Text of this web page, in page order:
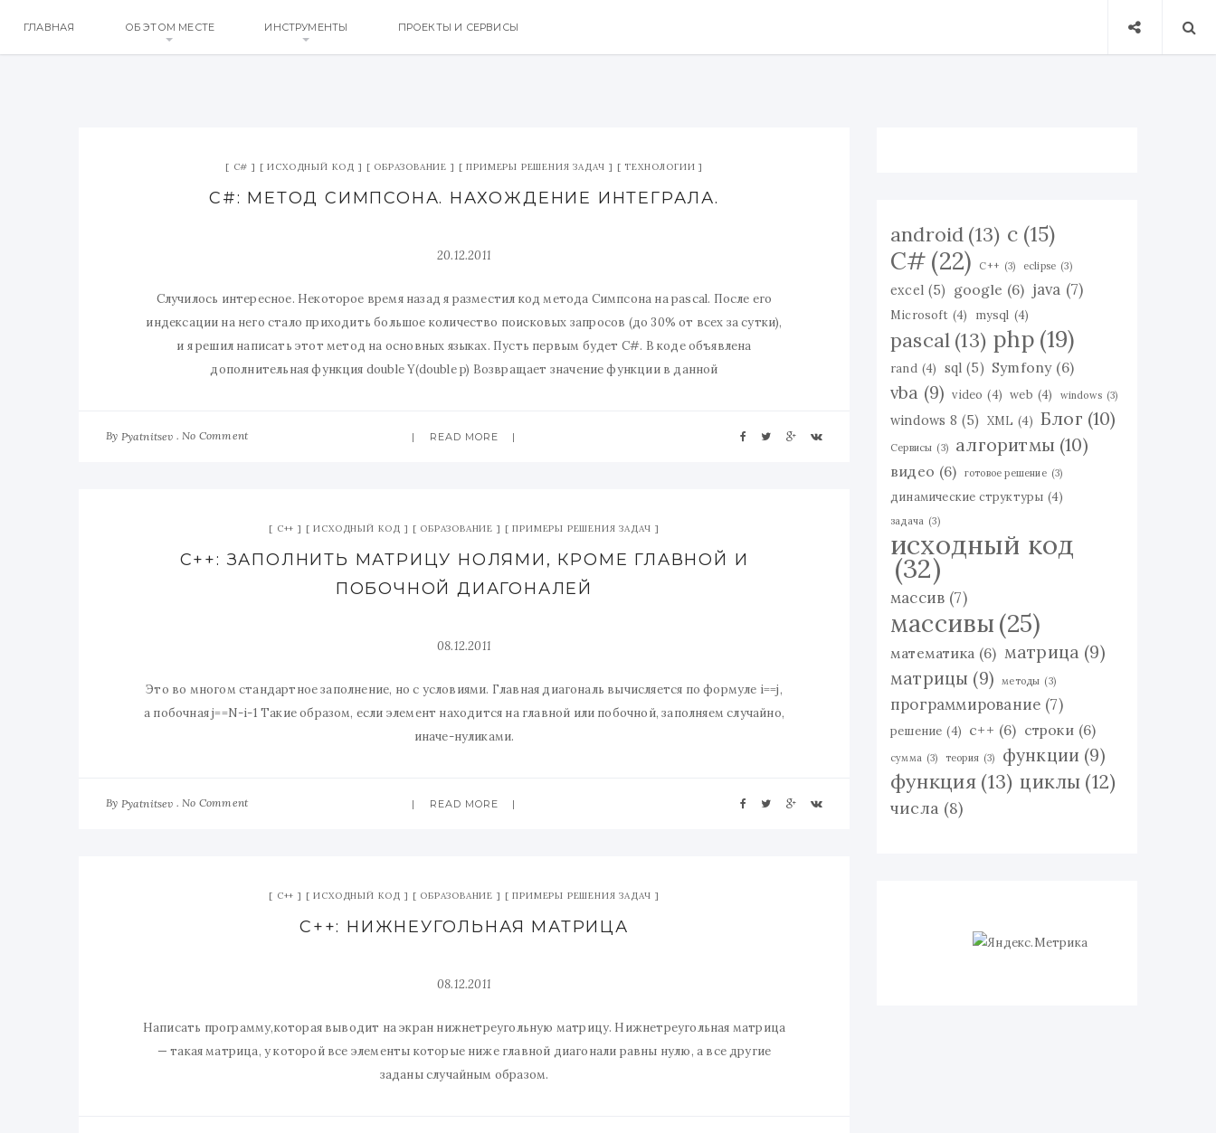
ГЛАВНАЯ ОБ ЭТОМ МЕСТЕ ИНСТРУМЕНТЫ ПРОЕКТЫ И СЕРВИСЫ
C# ИСХОДНЫЙ КОД ОБРАЗОВАНИЕ ПРИМЕРЫ РЕШЕНИЯ ЗАДАЧ ТЕХНОЛОГИИ
C#: МЕТОД СИМПСОНА. НАХОЖДЕНИЕ ИНТЕГРАЛА.
20.12.2011
Случилось интересное. Некоторое время назад я разместил код метода Симпсона на pascal. После его
индексации на него стало приходить большое количество поисковых запросов (до 30% от всех за сутки),
и я решил написать этот метод на основных языках. Пусть первым будет C#. В коде объявлена
дополнительная функция double Y(double p) Возвращает значение функции в данной
By Pyatnitsev No Comment READ MORE
C++ ИСХОДНЫЙ КОД ОБРАЗОВАНИЕ ПРИМЕРЫ РЕШЕНИЯ ЗАДАЧ
C++: ЗАПОЛНИТЬ МАТРИЦУ НОЛЯМИ, КРОМЕ ГЛАВНОЙ И
ПОБОЧНОЙ ДИАГОНАЛЕЙ
08.12.2011
Это во многом стандартное заполнение, но с условиями. Главная диагональ вычисляется по формуле i==j,
а побочная j==N-i-1 Такие образом, если элемент находится на главной или побочной, заполняем случайно,
иначе-нуликами.
By Pyatnitsev No Comment READ MORE
C++ ИСХОДНЫЙ КОД ОБРАЗОВАНИЕ ПРИМЕРЫ РЕШЕНИЯ ЗАДАЧ
C++: НИЖНЕУГОЛЬНАЯ МАТРИЦА
08.12.2011
Написать программу,которая выводит на экран нижнетреугольную матрицу. Нижнетреугольная матрица
— такая матрица, у которой все элементы которые ниже главной диагонали равны нулю, а все другие
заданы случайным образом.
android (13) c (15)
C# (22) C++ (3) eclipse (3)
excel (5) google (6) java (7)
Microsoft (4) mysql (4)
pascal (13) php (19)
rand (4) sql (5) Symfony (6)
vba (9) video (4) web (4) windows (3)
windows 8 (5) XML (4) Блог (10)
Сервисы (3) алгоритмы (10)
видео (6) готовое решение (3)
динамические структуры (4)
задача (3)
исходный код
(32)
массив (7)
массивы (25)
математика (6) матрица (9)
матрицы (9) методы (3)
программирование (7)
решение (4) с++ (6) строки (6)
сумма (3) теория (3) функции (9)
функция (13) циклы (12)
числа (8)